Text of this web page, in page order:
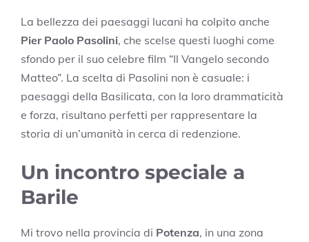
La bellezza dei paesaggi lucani ha colpito anche
Pier Paolo Pasolini, che scelse questi luoghi come
sfondo per il suo celebre film “Il Vangelo secondo
Matteo”. La scelta di Pasolini non è casuale: i
paesaggi della Basilicata, con la loro drammaticità
e forza, risultano perfetti per rappresentare la
storia di un’umanità in cerca di redenzione.
Un incontro speciale a
Barile
Mi trovo nella provincia di Potenza, in una zona